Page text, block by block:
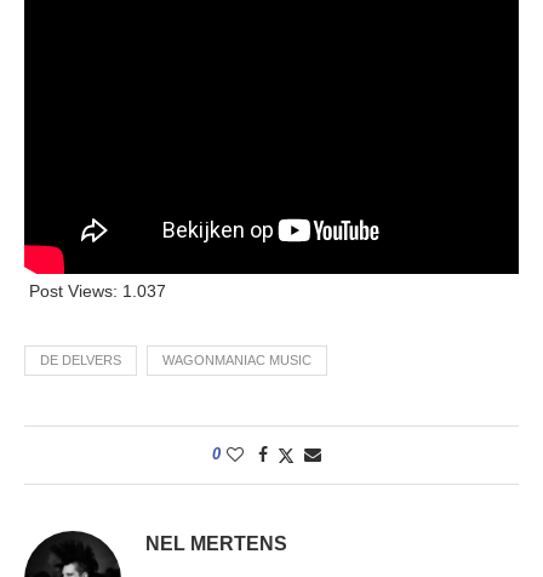
Post Views: 1.037
DE DELVERS WAGONMANIAC MUSIC
0
NEL MERTENS